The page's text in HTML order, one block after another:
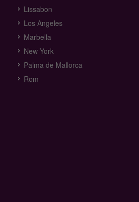
Lissabon
Los Angeles
Marbella
New York
Palma de Mallorca
Rom